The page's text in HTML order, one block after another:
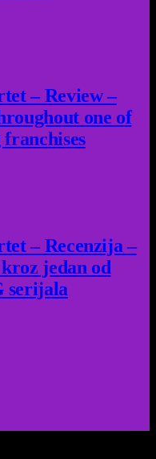
– Review –
one of
– Recenzija –
jedan od
serijala